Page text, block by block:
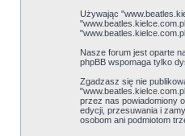
Używając
Nasze forum jest oparte
phpBB wspomaga tylko
Zgadzasz się nie
przez nas powiadomiony
edycji, przesuwania i
osobom ani podmiotom